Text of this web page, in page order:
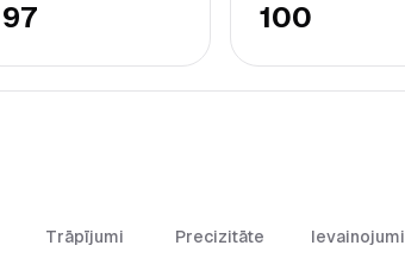
97 100
Trāpījumi Precizitāte Ievainojumi